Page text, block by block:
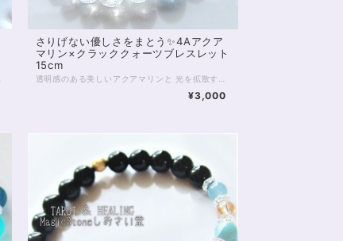
さりげない優しさをまとう✨4Aアクア
マリン×クラッククォーツブレスレット
15cm
¥3,000